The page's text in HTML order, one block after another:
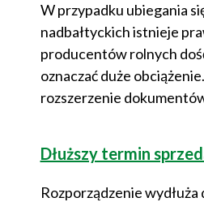
W przypadku ubiegania
nadbałtyckich istnieje
producentów rolnych
oznaczać duże
rozszerzenie
Dłuższy termin
Rozporządzenie